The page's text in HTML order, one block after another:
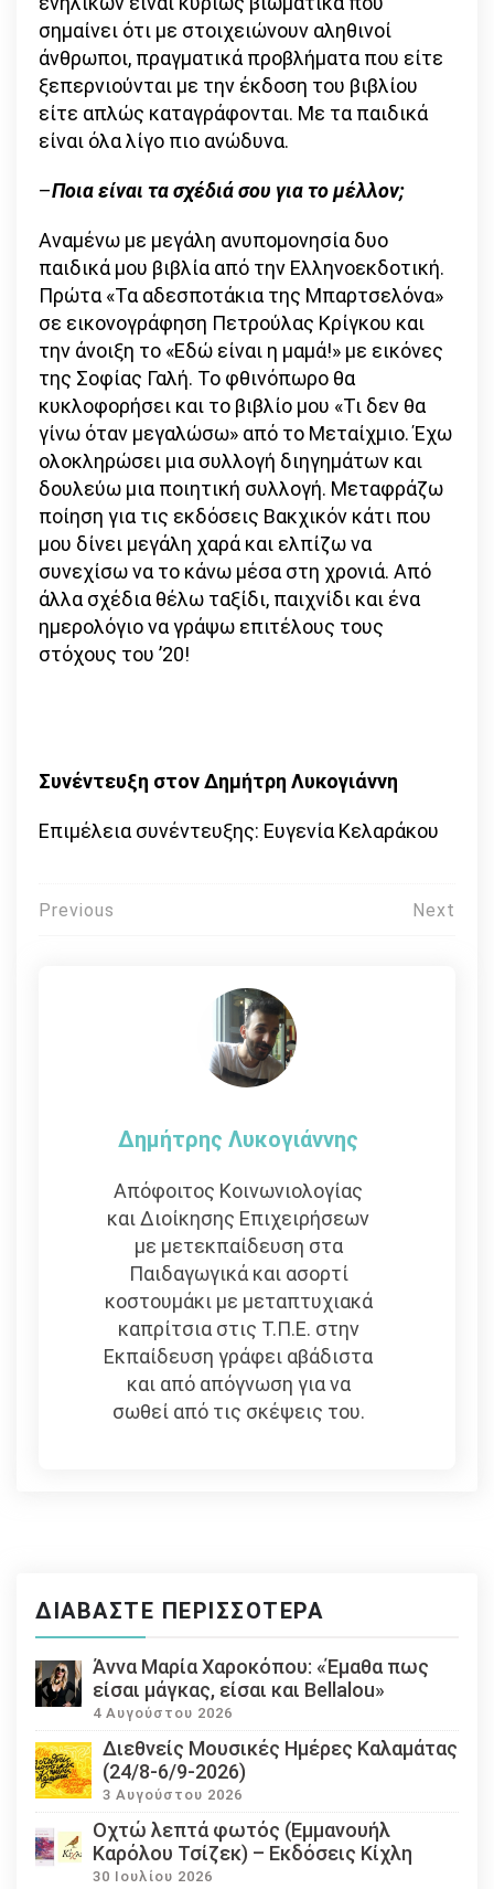
σημαίνει ότι με στοιχειώνουν αληθινοί
άνθρωποι, πραγματικά προβλήματα που είτε
ξεπερνιούνται με την έκδοση του βιβλίου
είτε απλώς καταγράφονται. Με τα παιδικά
είναι όλα λίγο πιο ανώδυνα.
–Ποια είναι τα σχέδιά σου για το μέλλον;
Αναμένω με μεγάλη ανυπομονησία δυο
παιδικά μου βιβλία από την Ελληνοεκδοτική.
Πρώτα «Τα αδεσποτάκια της Μπαρτσελόνα»
σε εικονογράφηση Πετρούλας Κρίγκου και
την άνοιξη το «Εδώ είναι η μαμά!» με εικόνες
της Σοφίας Γαλή. Το φθινόπωρο θα
κυκλοφορήσει και το βιβλίο μου «Τι δεν θα
γίνω όταν μεγαλώσω» από το Μεταίχμιο. Έχω
ολοκληρώσει μια συλλογή διηγημάτων και
δουλεύω μια ποιητική συλλογή. Μεταφράζω
ποίηση για τις εκδόσεις Βακχικόν κάτι που
μου δίνει μεγάλη χαρά και ελπίζω να
συνεχίσω να το κάνω μέσα στη χρονιά. Από
άλλα σχέδια θέλω ταξίδι, παιχνίδι και ένα
ημερολόγιο να γράψω επιτέλους τους
στόχους του ’20!
Συνέντευξη στον Δημήτρη Λυκογιάννη
Επιμέλεια συνέντευξης: Ευγενία Κελαράκου
Πλοήγηση
Previous Next
Δημήτρης Λυκογιάννης
Απόφοιτος Κοινωνιολογίας
και Διοίκησης Επιχειρήσεων
με μετεκπαίδευση στα
Παιδαγωγικά και ασορτί
κοστουμάκι με μεταπτυχιακά
καπρίτσια στις Τ.Π.Ε. στην
Εκπαίδευση γράφει αβάδιστα
και από απόγνωση για να
σωθεί από τις σκέψεις του.
ΔΙΑΒΆΣΤΕ ΠΕΡΙΣΣΌΤΕΡΑ
Άννα Μαρία Χαροκόπου: «Έμαθα πως
είσαι μάγκας, είσαι και Bellalou»
4 Αυγούστου 2026
Διεθνείς Μουσικές Ημέρες Καλαμάτας
(24/8-6/9-2026)
3 Αυγούστου 2026
Οχτώ λεπτά φωτός (Εμμανουήλ
Καρόλου Τσίζεκ) – Εκδόσεις Κίχλη
30 Ιουλίου 2026